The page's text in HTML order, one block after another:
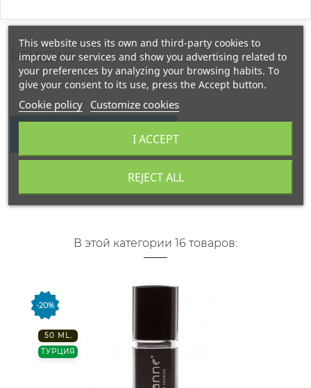
REVIEWS
WRITE YOUR REVIEW
В этой категории 16 товаров:
-20%
50 ML.
ТУРЦИЯ
This website uses its own and third-party cookies to
improve our services and show you advertising related to
your preferences by analyzing your browsing habits. To
give your consent to its use, press the Accept button.
Cookie policy Customize cookies
REJECT ALL
I ACCEPT